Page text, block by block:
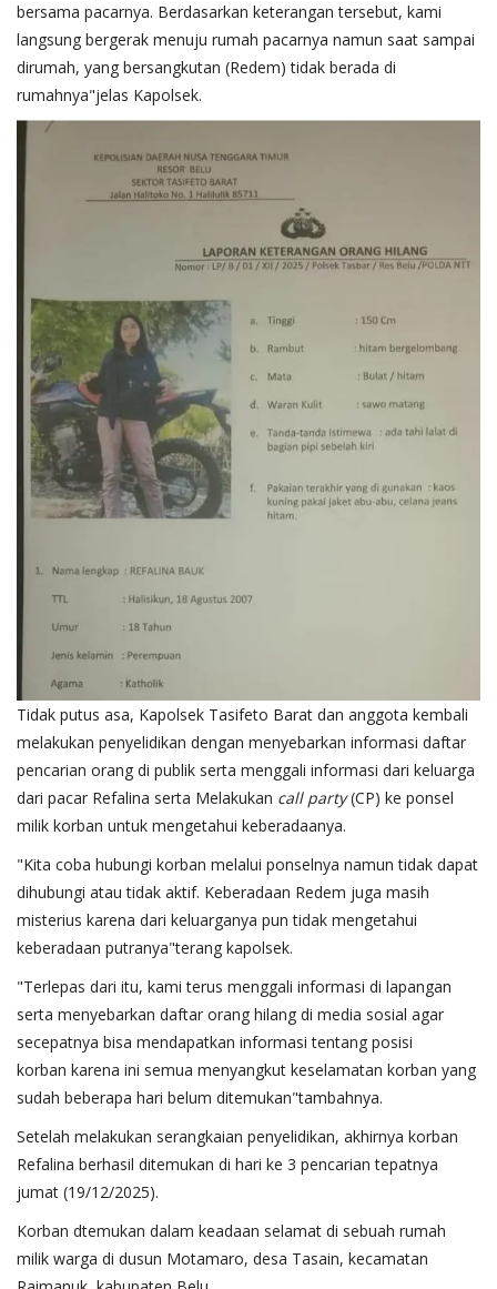
bersama pacarnya. Berdasarkan keterangan tersebut, kami
langsung bergerak menuju rumah pacarnya namun saat sampai
dirumah, yang bersangkutan (Redem) tidak berada di
rumahnya"jelas Kapolsek.
Tidak putus asa, Kapolsek Tasifeto Barat dan anggota kembali
melakukan penyelidikan dengan menyebarkan informasi daftar
pencarian orang di publik serta menggali informasi dari keluarga
dari pacar Refalina serta Melakukan call party(CP) ke ponsel
milik korban untuk mengetahui keberadaanya.
"Kita coba hubungi korban melalui ponselnya namun tidak dapat
dihubungi atau tidak aktif. Keberadaan Redem juga masih
misterius karena dari keluarganya pun tidak mengetahui
keberadaan putranya"terang kapolsek.
"Terlepas dari itu, kami terus menggali informasi di lapangan
serta menyebarkan daftar orang hilang di media sosial agar
secepatnya bisa mendapatkan informasi tentang posisi
korban karena ini semua menyangkut keselamatan korban yang
sudah beberapa hari belum ditemukan"tambahnya.
Setelah melakukan serangkaian penyelidikan, akhirnya korban
Refalina berhasil ditemukan di hari ke 3 pencarian tepatnya
jumat (19/12/2025).
Korban dtemukan dalam keadaan selamat di sebuah rumah
milik warga di dusun Motamaro, desa Tasain, kecamatan